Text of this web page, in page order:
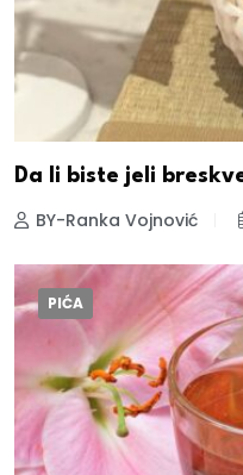
Da li biste jeli
BY-Ranka Vojnović
PIĆA